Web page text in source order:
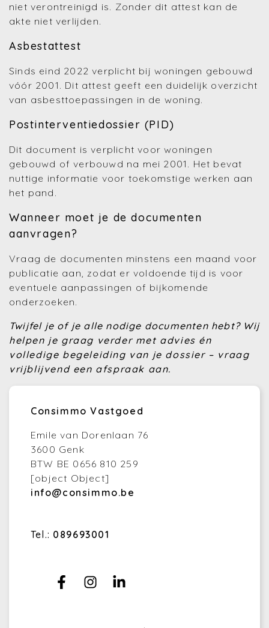
niet verontreinigd is. Zonder dit attest kan de
akte niet verlijden.
Asbestattest
Sinds eind 2022 verplicht bij woningen gebouwd
vóór 2001. Dit attest geeft een duidelijk overzicht
van asbesttoepassingen in de woning.
Postinterventiedossier (PID)
Dit document is verplicht voor woningen
gebouwd of verbouwd na mei 2001. Het bevat
nuttige informatie voor toekomstige werken aan
het pand.
Wanneer moet je de documenten
aanvragen?
Vraag de documenten minstens een maand voor
publicatie aan, zodat er voldoende tijd is voor
eventuele aanpassingen of bijkomende
onderzoeken.
Twijfel je of je alle nodige documenten hebt? Wij
helpen je graag verder met advies én
volledige begeleiding van je dossier – vraag
vrijblijvend een afspraak aan.
Consimmo Vastgoed
Emile van Dorenlaan 76
3600 Genk
BTW BE 0656 810 259
[object Object]
info@consimmo.be
Tel.: 089693001